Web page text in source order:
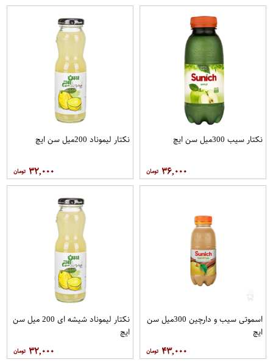
نکتار سیب 300میل سن ایچ
۳۶,۰۰۰
نکتار لیموناد 200میل سن ایچ
۳۲,۰۰۰
اسموتی سیب و دارچین 300میل سن
ایچ
۴۳,۰۰۰
نکتار لیموناد شیشه ای 200 میل سن
ایچ
۳۲,۰۰۰